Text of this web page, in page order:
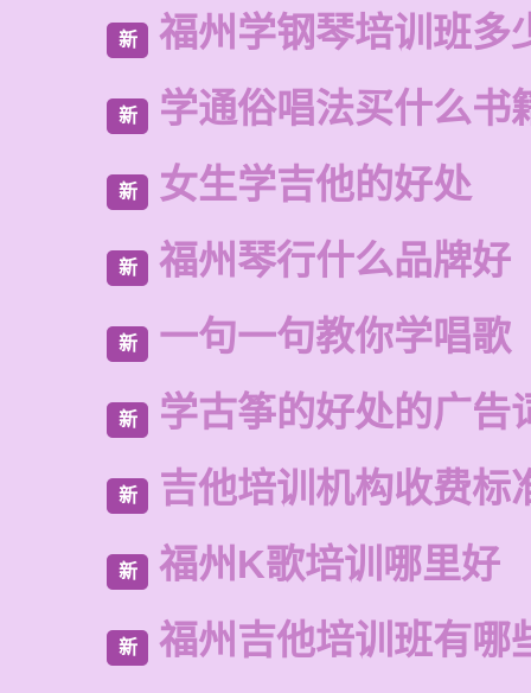
新 福州学钢琴培训班多
新 学通俗唱法买什么书
新 女生学吉他的好处
新 福州琴行什么品牌好
新 一句一句教你学唱歌
新 学古筝的好处的广告
新 吉他培训机构收费标
新 福州K歌培训哪里好
新 福州吉他培训班有哪